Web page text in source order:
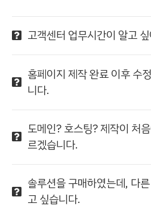
고객센터 업무시간이 알고
홈페이지 제작 완료 이후 수
니다.
도메인? 호스팅? 제작이 처
르겠습니다.
솔루션을 구매하였는데, 다
고 싶습니다.